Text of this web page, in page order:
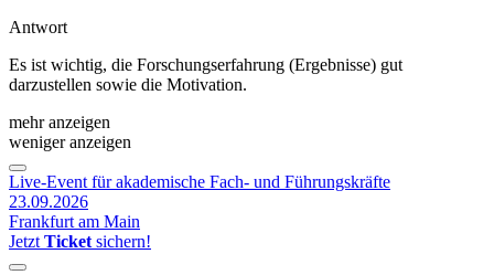
Antwort
Es ist wichtig, die Forschungserfahrung (Ergebnisse) gut
darzustellen sowie die Motivation.
mehr anzeigen
weniger anzeigen
Live-Event für akademische Fach- und Führungskräfte
23.09.2026
Frankfurt am Main
Jetzt Ticket sichern!